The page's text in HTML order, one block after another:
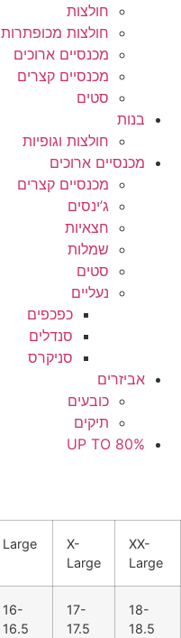
חולצות
חולצות מכופתרות
מכנסיים ארוכים
מכנסיים קצרים
סטים
בנות
חולצות וגופיות
מכנסיים ארוכים
מכנסיים קצרים
ג’ינסים
חצאיות
שמלות
סטים
נעליים
כפכפים
סנדלים
סניקרס
אביזרים
כובעים
תיקים
UP TO 80%
Large
X-
Large
XX-
Large
16-
16.5
17-
17.5
18-
18.5